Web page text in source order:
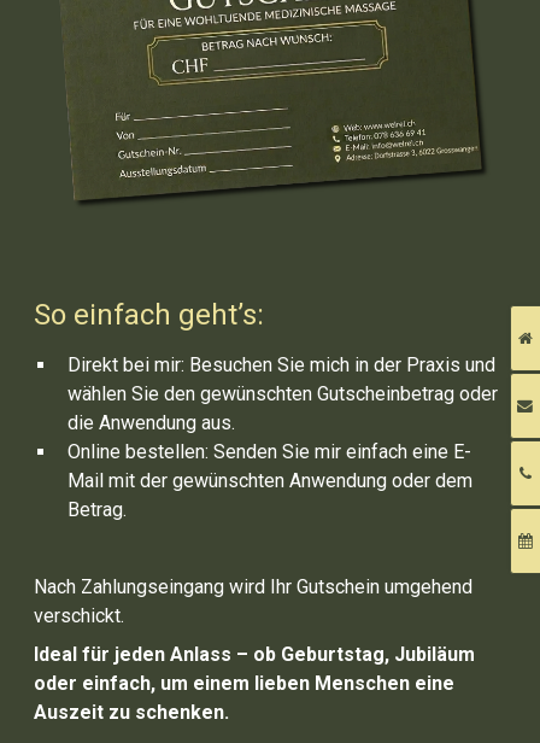
So einfach geht’s:
Direkt bei mir: Besuchen Sie mich in der Praxis und
wählen Sie den gewünschten Gutscheinbetrag oder
die Anwendung aus.
Online bestellen: Senden Sie mir einfach eine E-
Mail mit der gewünschten Anwendung oder dem
Betrag.
Nach Zahlungseingang wird Ihr Gutschein umgehend
verschickt.
Ideal für jeden Anlass – ob Geburtstag, Jubiläum
oder einfach, um einem lieben Menschen eine
Auszeit zu schenken.